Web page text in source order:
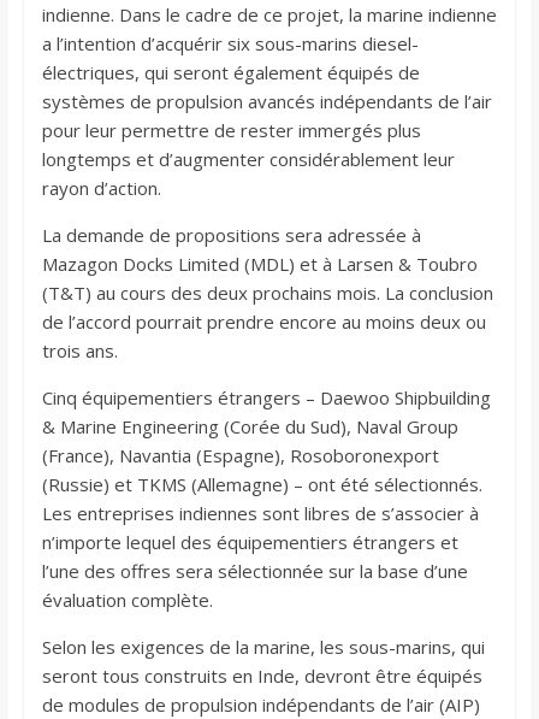
indienne. Dans le cadre de ce projet, la marine indienne
a l’intention d’acquérir six sous-marins diesel-
électriques, qui seront également équipés de
systèmes de propulsion avancés indépendants de l’air
pour leur permettre de rester immergés plus
longtemps et d’augmenter considérablement leur
rayon d’action.
La demande de propositions sera adressée à
Mazagon Docks Limited (MDL) et à Larsen & Toubro
(T&T) au cours des deux prochains mois. La conclusion
de l’accord pourrait prendre encore au moins deux ou
trois ans.
Cinq équipementiers étrangers – Daewoo Shipbuilding
& Marine Engineering (Corée du Sud), Naval Group
(France), Navantia (Espagne), Rosoboronexport
(Russie) et TKMS (Allemagne) – ont été sélectionnés.
Les entreprises indiennes sont libres de s’associer à
n’importe lequel des équipementiers étrangers et
l’une des offres sera sélectionnée sur la base d’une
évaluation complète.
Selon les exigences de la marine, les sous-marins, qui
seront tous construits en Inde, devront être équipés
de modules de propulsion indépendants de l’air (AIP)